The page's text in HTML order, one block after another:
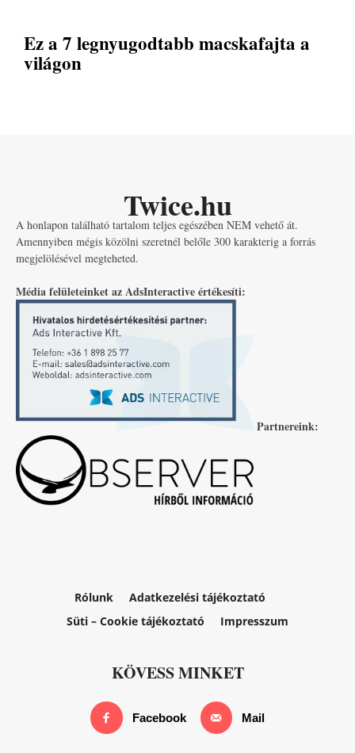
Ez a 7 legnyugodtabb macskafajta a
világon
Twice.hu
A honlapon található tartalom teljes egészében NEM vehető át.
Amennyiben mégis közölni szeretnél belőle 300 karakterig a forrás
megjelölésével megteheted.
Média felületeinket az AdsInteractive értékesíti:
Partnereink:
Rólunk
Adatkezelési tájékoztató
Süti – Cookie tájékoztató
Impresszum
KÖVESS MINKET
Facebook Mail